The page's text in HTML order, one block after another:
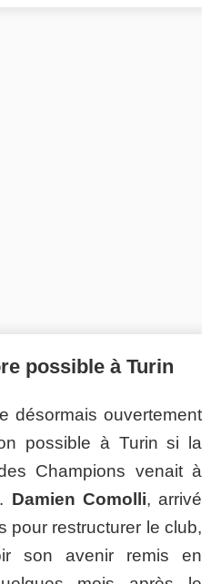
possible à Turin
désormais ouvertement
possible à Turin si la
Champions venait à
Damien Comolli, arrivé
pour restructurer le club,
son avenir remis en